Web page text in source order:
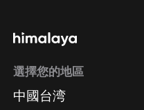
選擇您的地區
中國台湾